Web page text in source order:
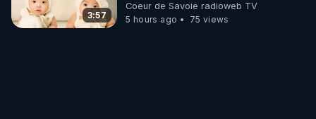
3:57
Coeur de Savoie radioweb TV
5 hours ago
75 views